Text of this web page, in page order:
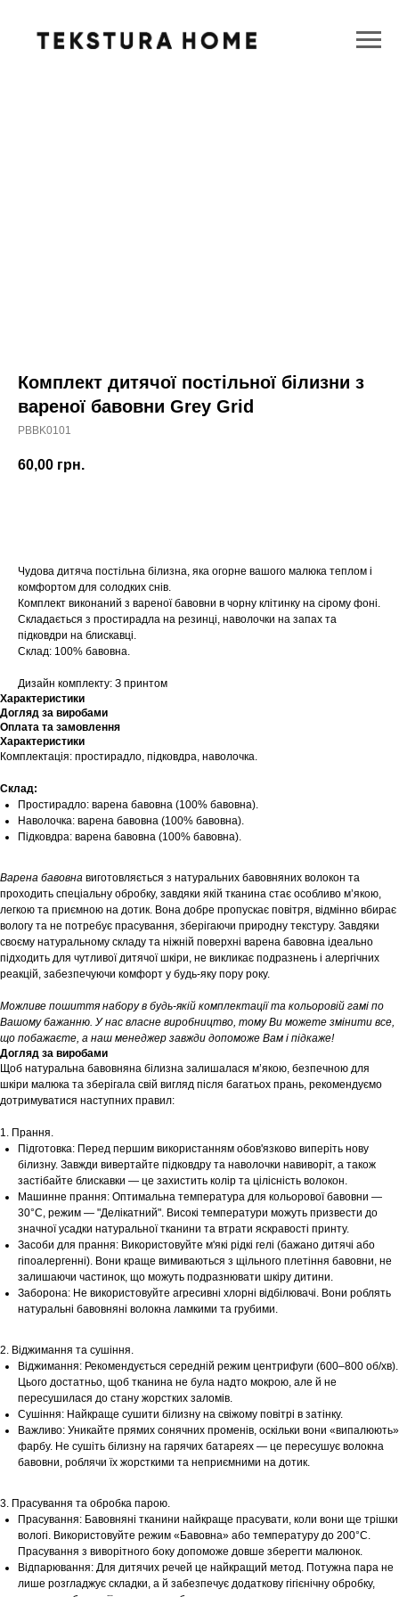
Комплект дитячої постільної білизни з
вареної бавовни Grey Grid
PBBK0101
60,00 грн.
Чудова дитяча постільна білизна, яка огорне вашого малюка теплом і
комфортом для солодких снів.
Комплект виконаний з вареної бавовни в чорну клітинку на сірому фоні.
Складається з простирадла на резинці, наволочки на запах та
підковдри на блискавці.
Склад: 100% бавовна.
Дизайн комплекту: З принтом
Характеристики
Догляд за виробами
Оплата та замовлення
Характеристики
Комплектація: простирадло, підковдра, наволочка.
Склад:
Простирадло: варена бавовна (100% бавовна).
Наволочка: варена бавовна (100% бавовна).
Підковдра: варена бавовна (100% бавовна).
Варена бавовна виготовляється з натуральних бавовняних волокон та
проходить спеціальну обробку, завдяки якій тканина стає особливо м’якою,
легкою та приємною на дотик. Вона добре пропускає повітря, відмінно вбирає
вологу та не потребує прасування, зберігаючи природну текстуру. Завдяки
своєму натуральному складу та ніжній поверхні варена бавовна ідеально
підходить для чутливої дитячої шкіри, не викликає подразнень і алергічних
реакцій, забезпечуючи комфорт у будь-яку пору року.
Можливе пошиття набору в будь-якій комплектації та кольоровій гамі по
Вашому бажанню. У нас власне виробництво, тому Ви можете змінити все,
що побажаєте, а наш менеджер завжди допоможе Вам і підкаже!
Догляд за виробами
Щоб натуральна бавовняна білизна залишалася м’якою, безпечною для
шкіри малюка та зберігала свій вигляд після багатьох прань, рекомендуємо
дотримуватися наступних правил:
1. Прання.
Підготовка: Перед першим використанням обов'язково виперіть нову
білизну. Завжди вивертайте підковдру та наволочки навиворіт, а також
застібайте блискавки — це захистить колір та цілісність волокон.
Машинне прання: Оптимальна температура для кольорової бавовни —
30°С, режим — "Делікатний". Високі температури можуть призвести до
значної усадки натуральної тканини та втрати яскравості принту.
Засоби для прання: Використовуйте м'які рідкі гелі (бажано дитячі або
гіпоалергенні). Вони краще вимиваються з щільного плетіння бавовни, не
залишаючи частинок, що можуть подразнювати шкіру дитини.
Заборона: Не використовуйте агресивні хлорні відбілювачі. Вони роблять
натуральні бавовняні волокна ламкими та грубими.
2. Віджимання та сушіння.
Віджимання: Рекомендується середній режим центрифуги (600–800 об/хв).
Цього достатньо, щоб тканина не була надто мокрою, але й не
пересушилася до стану жорстких заломів.
Сушіння: Найкраще сушити білизну на свіжому повітрі в затінку.
Важливо: Уникайте прямих сонячних променів, оскільки вони «випалюють»
фарбу. Не сушіть білизну на гарячих батареях — це пересушує волокна
бавовни, роблячи їх жорсткими та неприємними на дотик.
3. Прасування та обробка парою.
Прасування: Бавовняні тканини найкраще прасувати, коли вони ще трішки
вологі. Використовуйте режим «Бавовна» або температуру до 200°С.
Прасування з виворітного боку допоможе довше зберегти малюнок.
Відпарювання: Для дитячих речей це найкращий метод. Потужна пара не
лише розгладжує складки, а й забезпечує додаткову гігієнічну обробку,